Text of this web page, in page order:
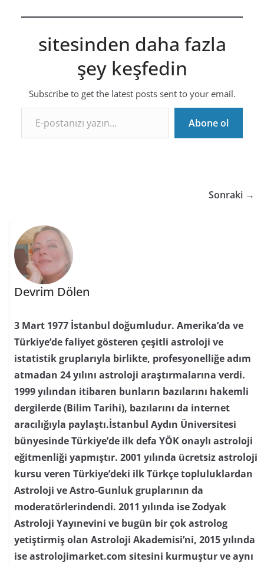
sitesinden daha fazla
şey keşfedin
Subscribe to get the latest posts sent to your email.
E-postanızı yazın…
Abone ol
Sonraki →
Devrim Dölen
3 Mart 1977 İstanbul doğumludur. Amerika’da ve
Türkiye’de faliyet gösteren çeşitli astroloji ve
istatistik gruplarıyla birlikte, profesyonelliğe adım
atmadan 24 yılını astroloji araştırmalarına verdi.
1999 yılından itibaren bunların bazılarını hakemli
dergilerde (Bilim Tarihi), bazılarını da internet
aracılığıyla paylaştı.İstanbul Aydın Üniversitesi
bünyesinde Türkiye’de ilk defa YÖK onaylı astroloji
eğitmenliği yapmıştır. 2001 yılında ücretsiz astroloji
kursu veren Türkiye’deki ilk Türkçe topluluklardan
Astroloji ve Astro-Gunluk gruplarının da
moderatörlerindendi. 2011 yılında ise Zodyak
Astroloji Yayınevini ve bugün bir çok astrolog
yetiştirmiş olan Astroloji Akademisi’ni, 2015 yılında
ise astrolojimarket.com sitesini kurmuştur ve aynı